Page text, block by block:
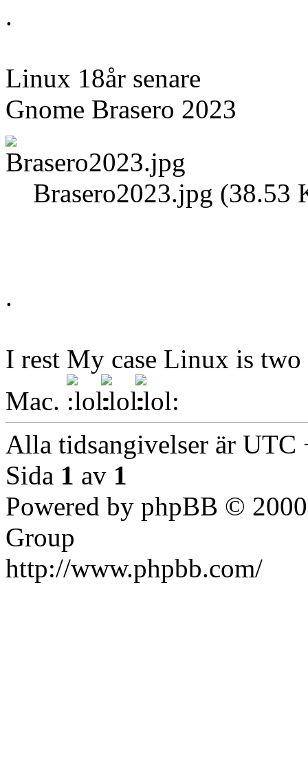
.
Linux 18år senare
Gnome Brasero 2023
Brasero2023.jpg (38.53
.
I rest My case Linux is two
Mac.
Alla tidsangivelser är UTC
Sida 1 av 1
Powered by phpBB ©
Group
http://www.phpbb.com/